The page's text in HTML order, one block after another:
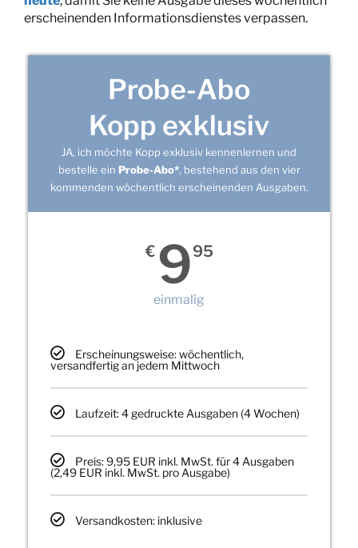
erscheinenden Informationsdienstes verpassen.
Probe-Abo
Kopp exklusiv
JA, ich möchte Kopp exklusiv kennenlernen und
bestelle ein Probe-Abo*, bestehend aus den vier
kommenden wöchentlich erscheinenden Ausgaben.
€ 995
einmalig
Erscheinungsweise: wöchentlich,
versandfertig an jedem Mittwoch
Laufzeit: 4 gedruckte Ausgaben (4 Wochen)
Preis: 9,95 EUR inkl. MwSt. für 4 Ausgaben
(2,49 EUR inkl. MwSt. pro Ausgabe)
Versandkosten: inklusive